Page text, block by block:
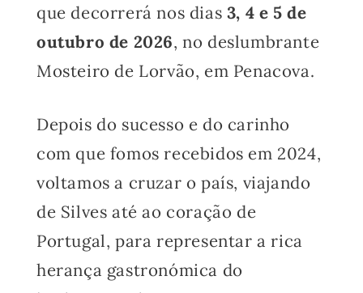
que decorrerá nos dias 3, 4 e 5 de
outubro de 2026, no deslumbrante
Mosteiro de Lorvão, em Penacova.
Depois do sucesso e do carinho
com que fomos recebidos em 2024,
voltamos a cruzar o país, viajando
de Silves até ao coração de
Portugal, para representar a rica
herança gastronómica do